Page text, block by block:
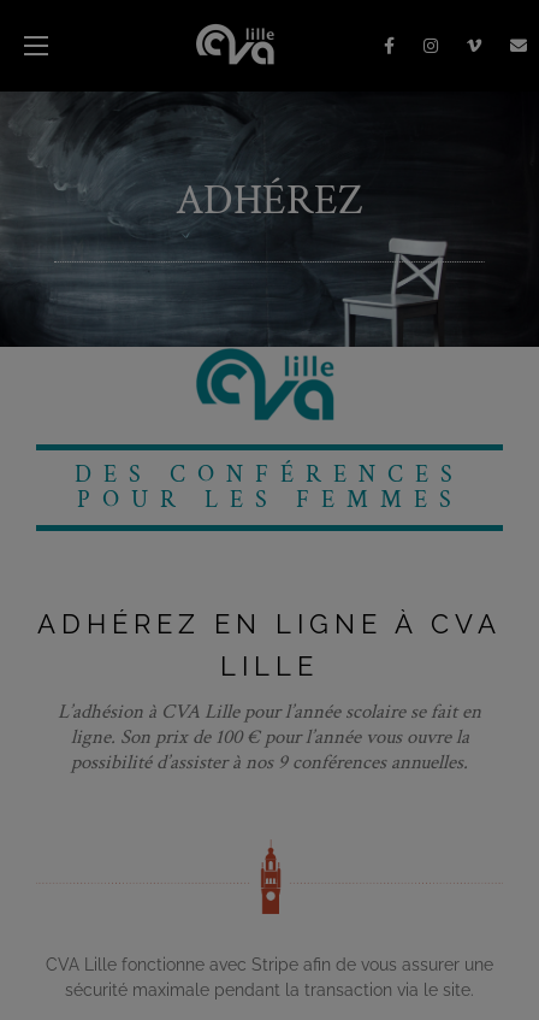
ADHÉREZ
DES CONFÉRENCES
POUR LES FEMMES
ADHÉREZ EN LIGNE À CVA
LILLE
L’adhésion à CVA Lille pour l’année scolaire se fait en
ligne. Son prix de 100 € pour l’année vous ouvre la
possibilité d’assister à nos 9 conférences annuelles.
CVA Lille fonctionne avec Stripe afin de vous assurer une
sécurité maximale pendant la transaction via le site.